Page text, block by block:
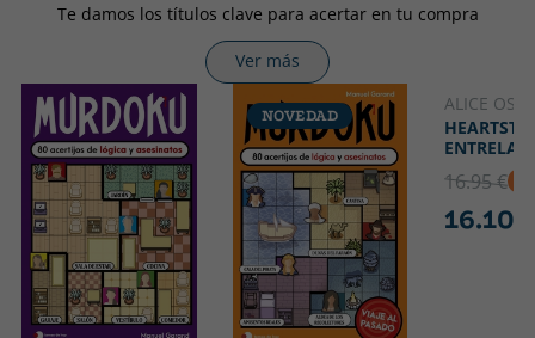
Te damos los títulos clave para acertar en tu compra
Ver más
NOVEDAD
ALICE
16.95 €
16.10